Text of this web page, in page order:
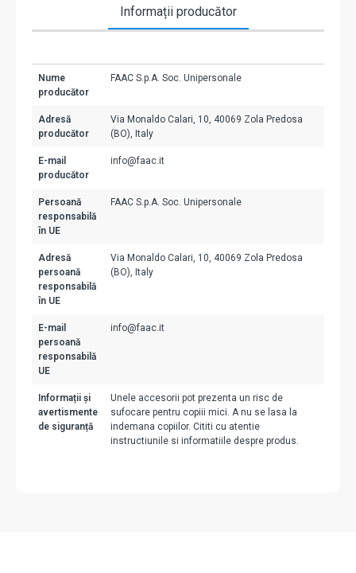
Informații producător
Nume
producător
FAAC S.p.A. Soc. Unipersonale
Adresă
producător
Via Monaldo Calari, 10, 40069 Zola Predosa
(BO), Italy
E-mail
producător
info@faac.it
Persoană
responsabilă
în UE
FAAC S.p.A. Soc. Unipersonale
Adresă
persoană
responsabilă
în UE
Via Monaldo Calari, 10, 40069 Zola Predosa
(BO), Italy
E-mail
persoană
responsabilă
UE
info@faac.it
Informații și
avertismente
de siguranță
Unele accesorii pot prezenta un risc de
sufocare pentru copiii mici. A nu se lasa la
indemana copiilor. Cititi cu atentie
instructiunile si informatiile despre produs.